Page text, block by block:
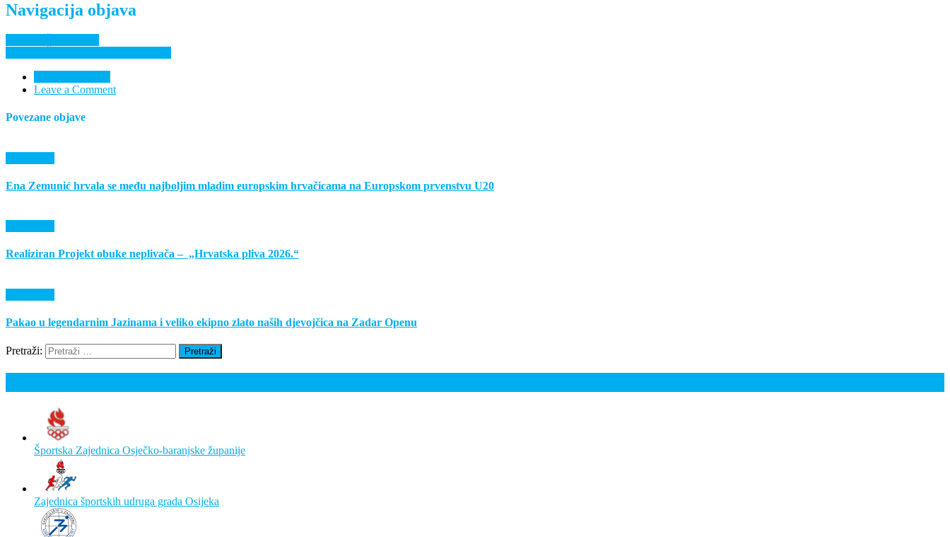
Navigacija objava
Leave a Comment
Povezane objave
Ena Zemunić hrvala se među najboljim mladim europskim hrvačicama na Europskom prvenstvu U20
Realiziran Projekt obuke neplivača – „Hrvatska pliva 2026.“
Pakao u legendarnim Jazinama i veliko ekipno zlato naših djevojčica na Zadar Openu
Pretraži:
Športska Zajednica Osječko-baranjske županije
Zajednica športskih udruga grada Osijeka